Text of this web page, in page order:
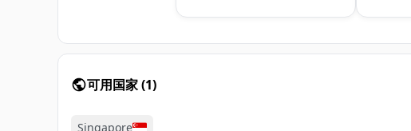
可用国家(1)
Singapore